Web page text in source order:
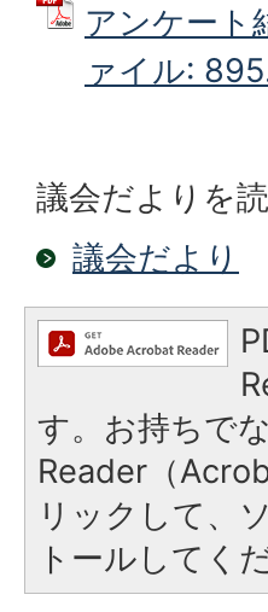
アンケート
ァイル:
議会だよりを
議会だより
す。お持ちで
Reader（
リックして、
トールしてく